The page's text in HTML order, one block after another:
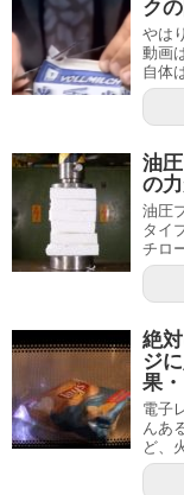
ク
やは
動画
自体
油
の
油圧
タイ
チロ
絶
ジ
果・
電子
んあ
ど、